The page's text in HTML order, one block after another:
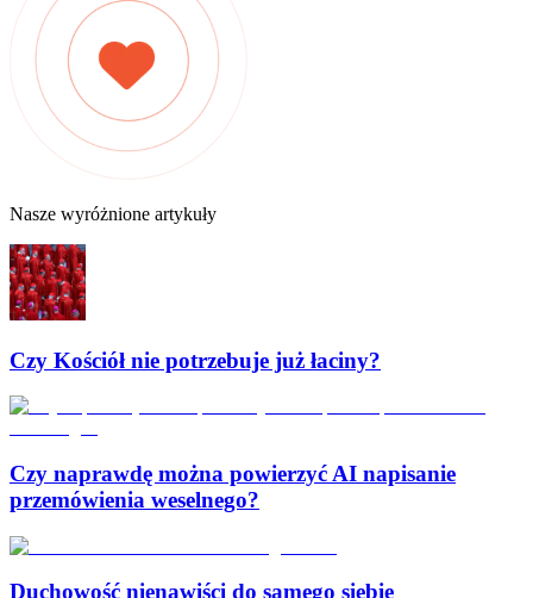
Nasze wyróżnione artykuły
Czy Kościół nie potrzebuje już łaciny?
Czy naprawdę można powierzyć AI napisanie
przemówienia weselnego?
Duchowość nienawiści do samego siebie